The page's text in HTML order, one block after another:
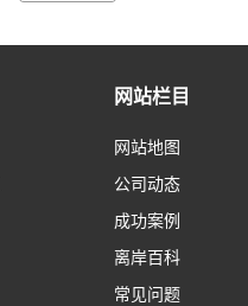
网站栏目
网站地图
公司动态
成功案例
离岸百科
常见问题